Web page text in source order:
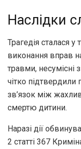
Наслідки
Трагедія сталася у
виконання вправ
травми, несумісні
чітко
зв’язок між
смертю дитини.
Наразі дії
2 статті 367